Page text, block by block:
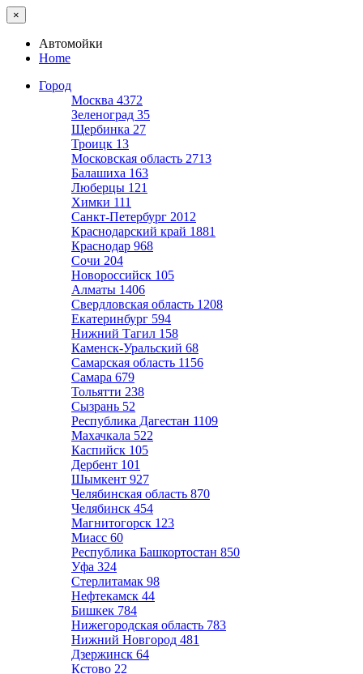
×
Автомойки
Home
Город
Москва 4372
Зеленоград 35
Щербинка 27
Троицк 13
Московская область 2713
Балашиха 163
Люберцы 121
Химки 111
Санкт-Петербург 2012
Краснодарский край 1881
Краснодар 968
Сочи 204
Новороссийск 105
Алматы 1406
Свердловская область 1208
Екатеринбург 594
Нижний Тагил 158
Каменск-Уральский 68
Самарская область 1156
Самара 679
Тольятти 238
Сызрань 52
Республика Дагестан 1109
Махачкала 522
Каспийск 105
Дербент 101
Шымкент 927
Челябинская область 870
Челябинск 454
Магнитогорск 123
Миасс 60
Республика Башкортостан 850
Уфа 324
Стерлитамак 98
Нефтекамск 44
Бишкек 784
Нижегородская область 783
Нижний Новгород 481
Дзержинск 64
Кстово 22